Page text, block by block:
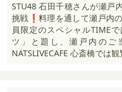
STU48 石田千穂さんが瀬戸
挑戦❗️料理を通して瀬戸内
員限定のスペシャルTIME
ツ」と題し、瀬戸内のご
NATSLIVECAFE 心斎橋では